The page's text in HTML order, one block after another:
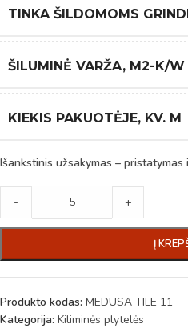
TINKA ŠILDOMOMS
ŠILUMINĖ VARŽA, M2-K/W
KIEKIS PAKUOTĖJE, KV. M
Išankstinis užsakymas – pristatymas
- +
Į
Produkto kodas: MEDUSA TILE 11
Kategorija: Kiliminės plytelės